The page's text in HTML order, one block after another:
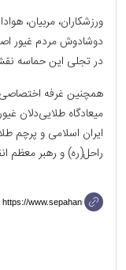
ورزشکاران، مربیان،
دوشادوش مردم غیور
در تجلی این حماسه
همچنین غرفه اختصاصی
میعادگاه طلایی‌دلان
ایران اسلامی و پرچم‌
راحل(ره) و رهبر معظم